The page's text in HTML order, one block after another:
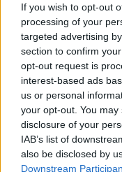
If you wish to opt-out
processing of your
targeted advertising
section to confirm
opt-out request is
interest-based ads
us or personal
your opt-out. You
disclosure of your
IAB’s list of
also be disclosed by
Downstream
In assenza di
spiegarsi e
come
e porsi
quotidianità.
Nella maggior
da una storia